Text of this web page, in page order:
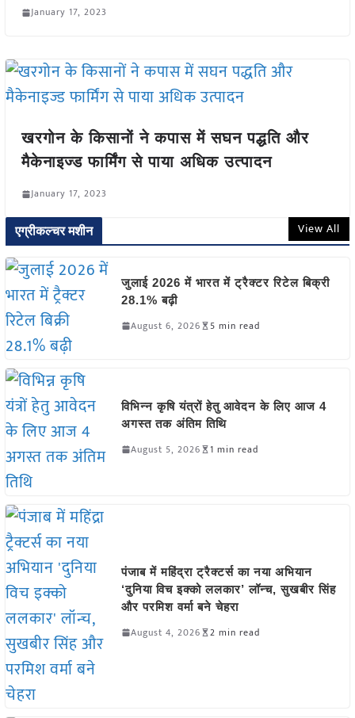
January 17, 2023
खरगोन के किसानों ने कपास में सघन पद्धति और
मैकेनाइज्ड फार्मिंग से पाया अधिक उत्पादन
January 17, 2023
एग्रीकल्चर मशीन View All
जुलाई 2026 में भारत में ट्रैक्टर रिटेल बिक्री
28.1% बढ़ी
August 6, 2026 5 min read
विभिन्न कृषि यंत्रों हेतु आवेदन के लिए आज 4
अगस्त तक अंतिम तिथि
August 5, 2026 1 min read
पंजाब में महिंद्रा ट्रैक्टर्स का नया अभियान
‘दुनिया विच इक्को ललकार’ लॉन्च, सुखबीर सिंह
और परमिश वर्मा बने चेहरा
August 4, 2026 2 min read